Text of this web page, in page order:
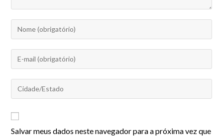
Salvar meus dados neste navegador para a próxima vez que